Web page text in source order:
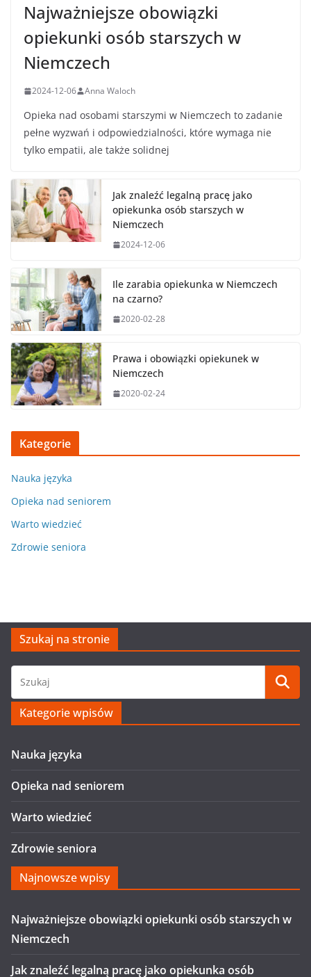
Najważniejsze obowiązki
opiekunki osób starszych w
Niemczech
2024-12-06 Anna Waloch
Opieka nad osobami starszymi w Niemczech to zadanie
pełne wyzwań i odpowiedzialności, które wymaga nie
tylko empatii, ale także solidnej
Jak znaleźć legalną pracę jako
opiekunka osób starszych w
Niemczech
2024-12-06
Ile zarabia opiekunka w Niemczech
na czarno?
2020-02-28
Prawa i obowiązki opiekunek w
Niemczech
2020-02-24
Kategorie
Nauka języka
Opieka nad seniorem
Warto wiedzieć
Zdrowie seniora
Szukaj na stronie
Kategorie wpisów
Nauka języka
Opieka nad seniorem
Warto wiedzieć
Zdrowie seniora
Najnowsze wpisy
Najważniejsze obowiązki opiekunki osób starszych w
Niemczech
Jak znaleźć legalną pracę jako opiekunka osób